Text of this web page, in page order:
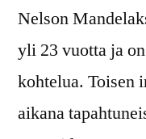
Nelson
yli 23 vuotta ja
kohtelua. Toisen
aikana